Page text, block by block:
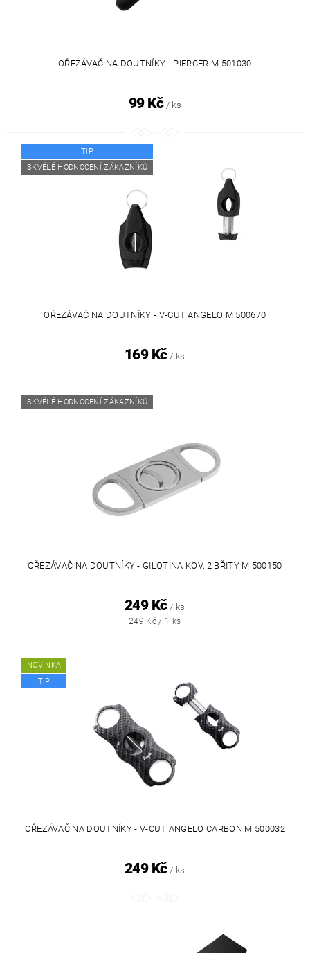
OŘEZÁVAČ NA DOUTNÍKY - PIERCER M 501030
99 Kč / ks
TIP
SKVĚLÉ HODNOCENÍ ZÁKAZNÍKŮ
OŘEZÁVAČ NA DOUTNÍKY - V-CUT ANGELO M 500670
169 Kč / ks
SKVĚLÉ HODNOCENÍ ZÁKAZNÍKŮ
OŘEZÁVAČ NA DOUTNÍKY - GILOTINA KOV, 2 BŘITY M 500150
249 Kč / ks
249 Kč / 1 ks
NOVINKA
TIP
OŘEZÁVAČ NA DOUTNÍKY - V-CUT ANGELO CARBON M 500032
249 Kč / ks